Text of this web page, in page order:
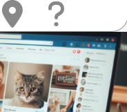
Anrufen
Mail
finden
Sie
uns
&